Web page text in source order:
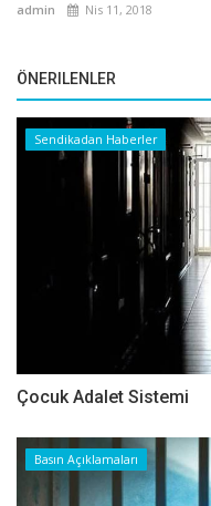
admin Nis 11, 2018
ÖNERILENLER
Sendikadan Haberler
Çocuk Adalet Sistemi
Basın Açıklamaları